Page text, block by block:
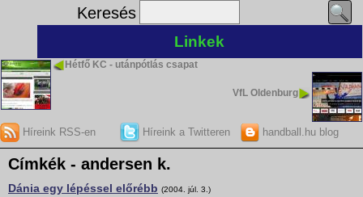
Keresés
Linkek
Hétfő KC - utánpótlás csapat
VfL Oldenburg
Híreink RSS-en Híreink a Twitteren handball.hu blog
Címkék - andersen k.
Dánia egy lépéssel előrébb (2004. júl. 3.)